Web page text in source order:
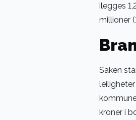
ilegges
millioner
Saken
kroner i